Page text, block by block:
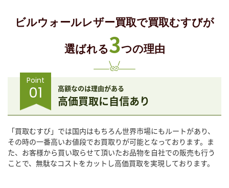
ビルウォールレザー買取で買取むすびが
選ばれる3つの理由
Point
01 高額なのは理由がある
高価買取に自信あり
「買取むすび」では国内はもちろん世界市場にもルートがあり、
その時の一番高いお値段でお買取りが可能となっております。ま
た、お客様から買い取らせて頂いたお品物を自社での販売も行う
ことで、無駄なコストをカットし高価買取を実現しております。